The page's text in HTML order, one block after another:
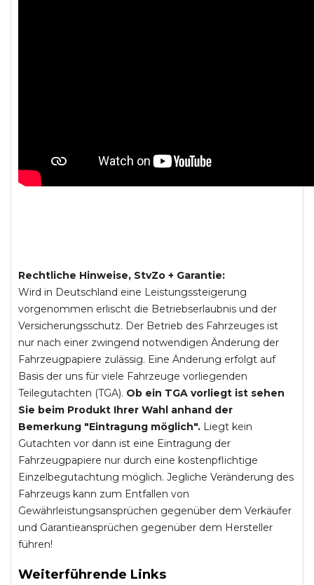
Rechtliche Hinweise, StvZo + Garantie:
Wird in Deutschland eine Leistungssteigerung
vorgenommen erlischt die Betriebserlaubnis und der
Versicherungsschutz. Der Betrieb des Fahrzeuges ist
nur nach einer zwingend notwendigen Änderung der
Fahrzeugpapiere zulässig. Eine Änderung erfolgt auf
Basis der uns für viele Fahrzeuge vorliegenden
Teilegutachten (TGA). Ob ein TGA vorliegt ist sehen
Sie beim Produkt Ihrer Wahl anhand der
Bemerkung "Eintragung möglich". Liegt kein
Gutachten vor dann ist eine Eintragung der
Fahrzeugpapiere nur durch eine kostenpflichtige
Einzelbegutachtung möglich. Jegliche Veränderung des
Fahrzeugs kann zum Entfallen von
Gewährleistungsansprüchen gegenüber dem Verkäufer
und Garantieansprüchen gegenüber dem Hersteller
führen!
Weiterführende Links